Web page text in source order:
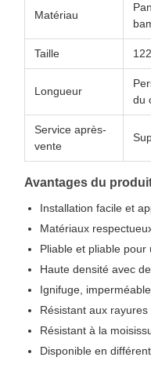
Matériau
Taille
Longueur
du
Service après-
vente
Avantages du
Installation facile et
Matériaux
Pliable et pliable
Haute densité avec
Ignifuge,
Résistant aux
Résistant à la
Disponible en